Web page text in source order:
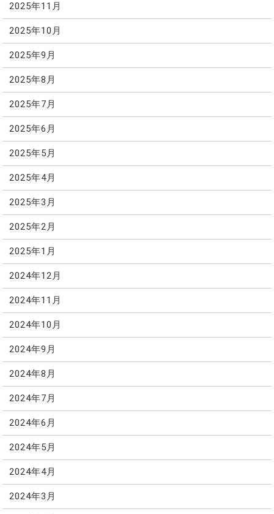
2025年11月
2025年10月
2025年9月
2025年8月
2025年7月
2025年6月
2025年5月
2025年4月
2025年3月
2025年2月
2025年1月
2024年12月
2024年11月
2024年10月
2024年9月
2024年8月
2024年7月
2024年6月
2024年5月
2024年4月
2024年3月